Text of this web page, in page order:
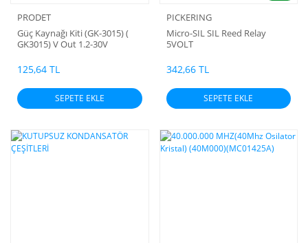
PRODET
Güç Kaynağı Kiti (GK-3015) (
GK3015) V Out 1.2-30V
köprü Diyottan Sonra I
max:1500mA Kısa Devre
Korumalı Potu Üzerinde
U=100mm G=50mm Y=40mm
125,64 TL
SEPETE EKLE
PICKERING
Micro-SIL SIL Reed Relay
5VOLT
342,66 TL
SEPETE EKLE